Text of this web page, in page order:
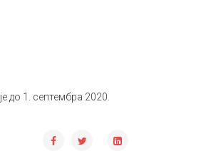
до 1. септембра 2020.